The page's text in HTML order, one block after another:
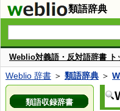
類語辞典
Weblio対義語・反対語辞書 ト
Weblio 辞書 ＞ 類語辞典 ＞
類語収録辞書